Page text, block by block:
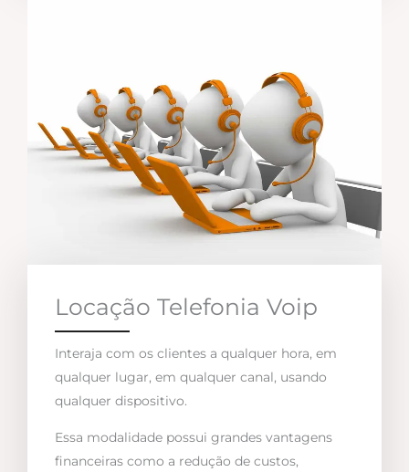
Locação Telefonia Voip
Interaja com os clientes a qualquer hora, em
qualquer lugar, em qualquer canal, usando
qualquer dispositivo.
Essa modalidade possui grandes vantagens
financeiras como a redução de custos,